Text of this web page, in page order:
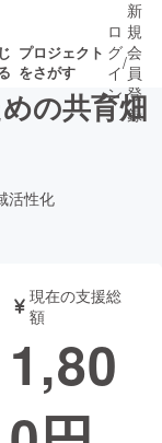
プロジェクト
をさがす
近いプ
音楽
ゲーム・サ
書籍・雑誌
ロ
グ
イ
ン
/
新
規
会
員
登
録
の共育畑
活性化
現在の支援総
額
1,80